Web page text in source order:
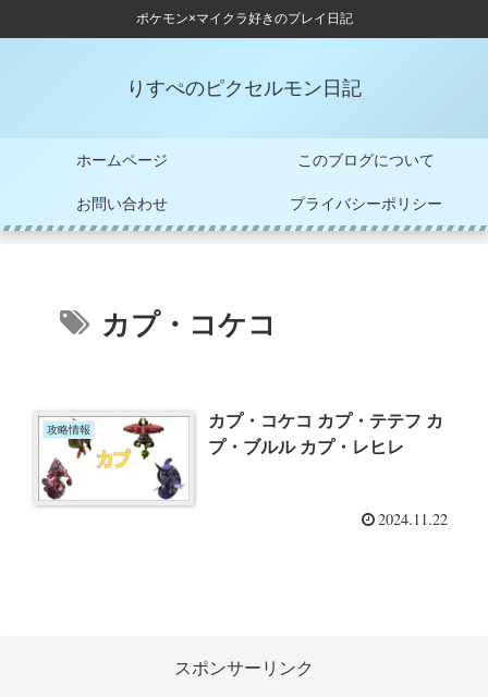
ポケモン×マイクラ好きのプレイ日記
りすぺのピクセルモン日記
ホームページ このブログについて
お問い合わせ プライバシーポリシー
カプ・コケコ
攻略情報
カプ・コケコ カプ・テテフ カ
プ・ブルル カプ・レヒレ
2024.11.22
スポンサーリンク